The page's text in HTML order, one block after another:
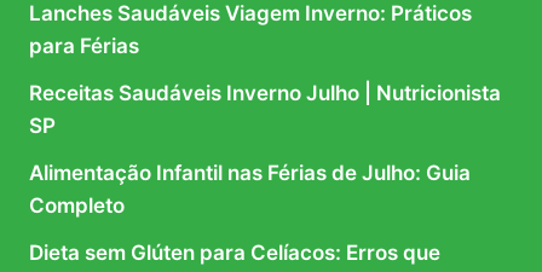
Lanches Saudáveis Viagem Inverno: Práticos
para Férias
Receitas Saudáveis Inverno Julho | Nutricionista
SP
Alimentação Infantil nas Férias de Julho: Guia
Completo
Dieta sem Glúten para Celíacos: Erros que